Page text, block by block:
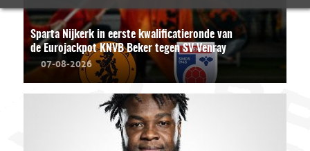
Sparta Nijkerk in eerste kwalificatieronde van
de Eurojackpot KNVB Beker tegen SV Venray
07-08-2026